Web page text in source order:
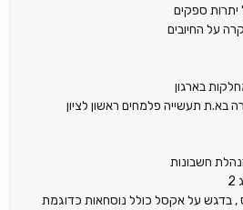
ספקים
על החיובים
בארגון
תעשייה פלמחים ראשון לציון
, בדגש על אקסל כולל נוסחאות כדוגמת